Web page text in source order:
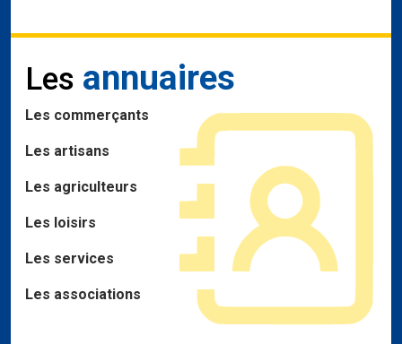
Les annuaires
Les commerçants
Les artisans
Les agriculteurs
Les loisirs
Les services
Les associations